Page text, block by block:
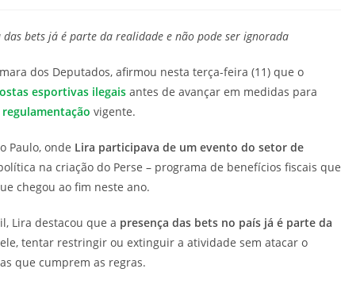
bets já é parte da realidade e não pode ser ignorada
dos Deputados, afirmou nesta terça-feira (11) que o
esportivas ilegais antes de avançar em medidas para
vigente.
Paulo, onde Lira participava de um evento do setor de
na criação do Perse – programa de benefícios fiscais que
chegou ao fim neste ano.
Lira destacou que a presença das bets no país já é parte da
tentar restringir ou extinguir a atividade sem atacar o
que cumprem as regras.